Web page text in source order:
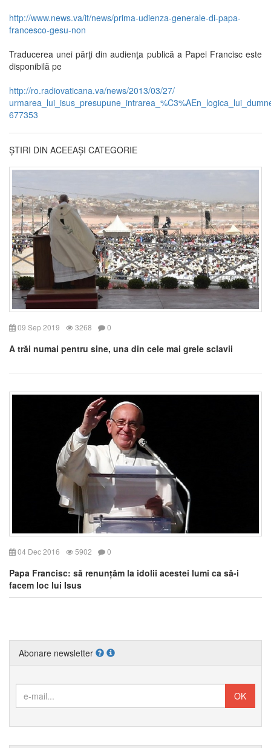
http://www.news.va/it/news/prima-udienza-generale-di-papa-
francesco-gesu-non
Traducerea unei părţi din audienţa publică a Papei Francisc este
disponibilă pe
http://ro.radiovaticana.va/news/2013/03/27/
677353
ȘTIRI DIN ACEEAȘI CATEGORIE
09 Sep 2019 3268 0
A trăi numai pentru sine, una din cele mai grele sclavii
04 Dec 2016 5902 0
Papa Francisc: să renunțăm la idolii acestei lumi ca să-i
facem loc lui Isus
Abonare newsletter